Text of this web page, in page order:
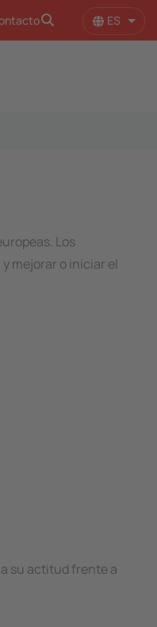
ES
Los
mejorar o iniciar el
su actitud frente a